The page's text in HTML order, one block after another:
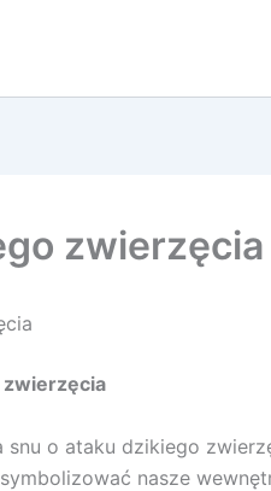
zwierzęcia
zwierzęcia
o ataku dzikiego
nasze